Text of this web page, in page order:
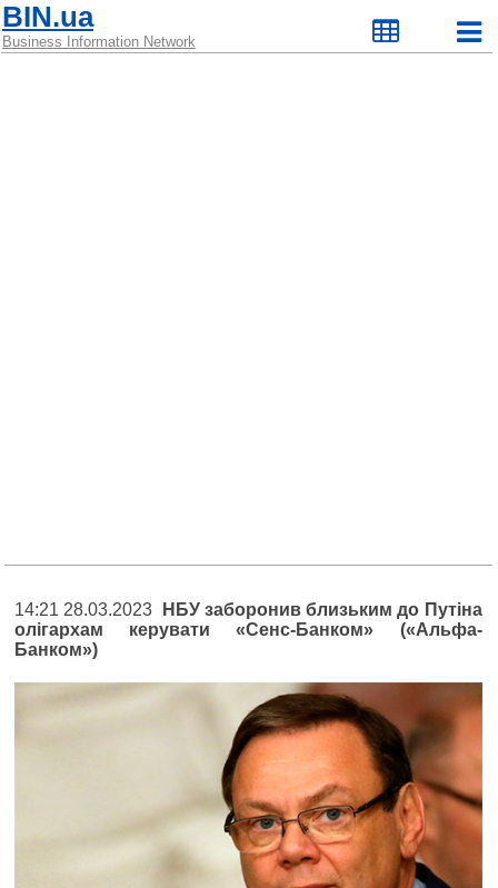
BIN.ua
Business Information Network
14:21 28.03.2023
НБУ заборонив близьким до Путіна
олігархам керувати «Сенс-Банком» («Альфа-
Банком»)